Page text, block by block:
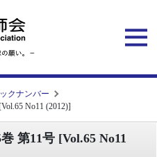
クナンバー
No11 (2012)]
第11号 [Vol.65 No11